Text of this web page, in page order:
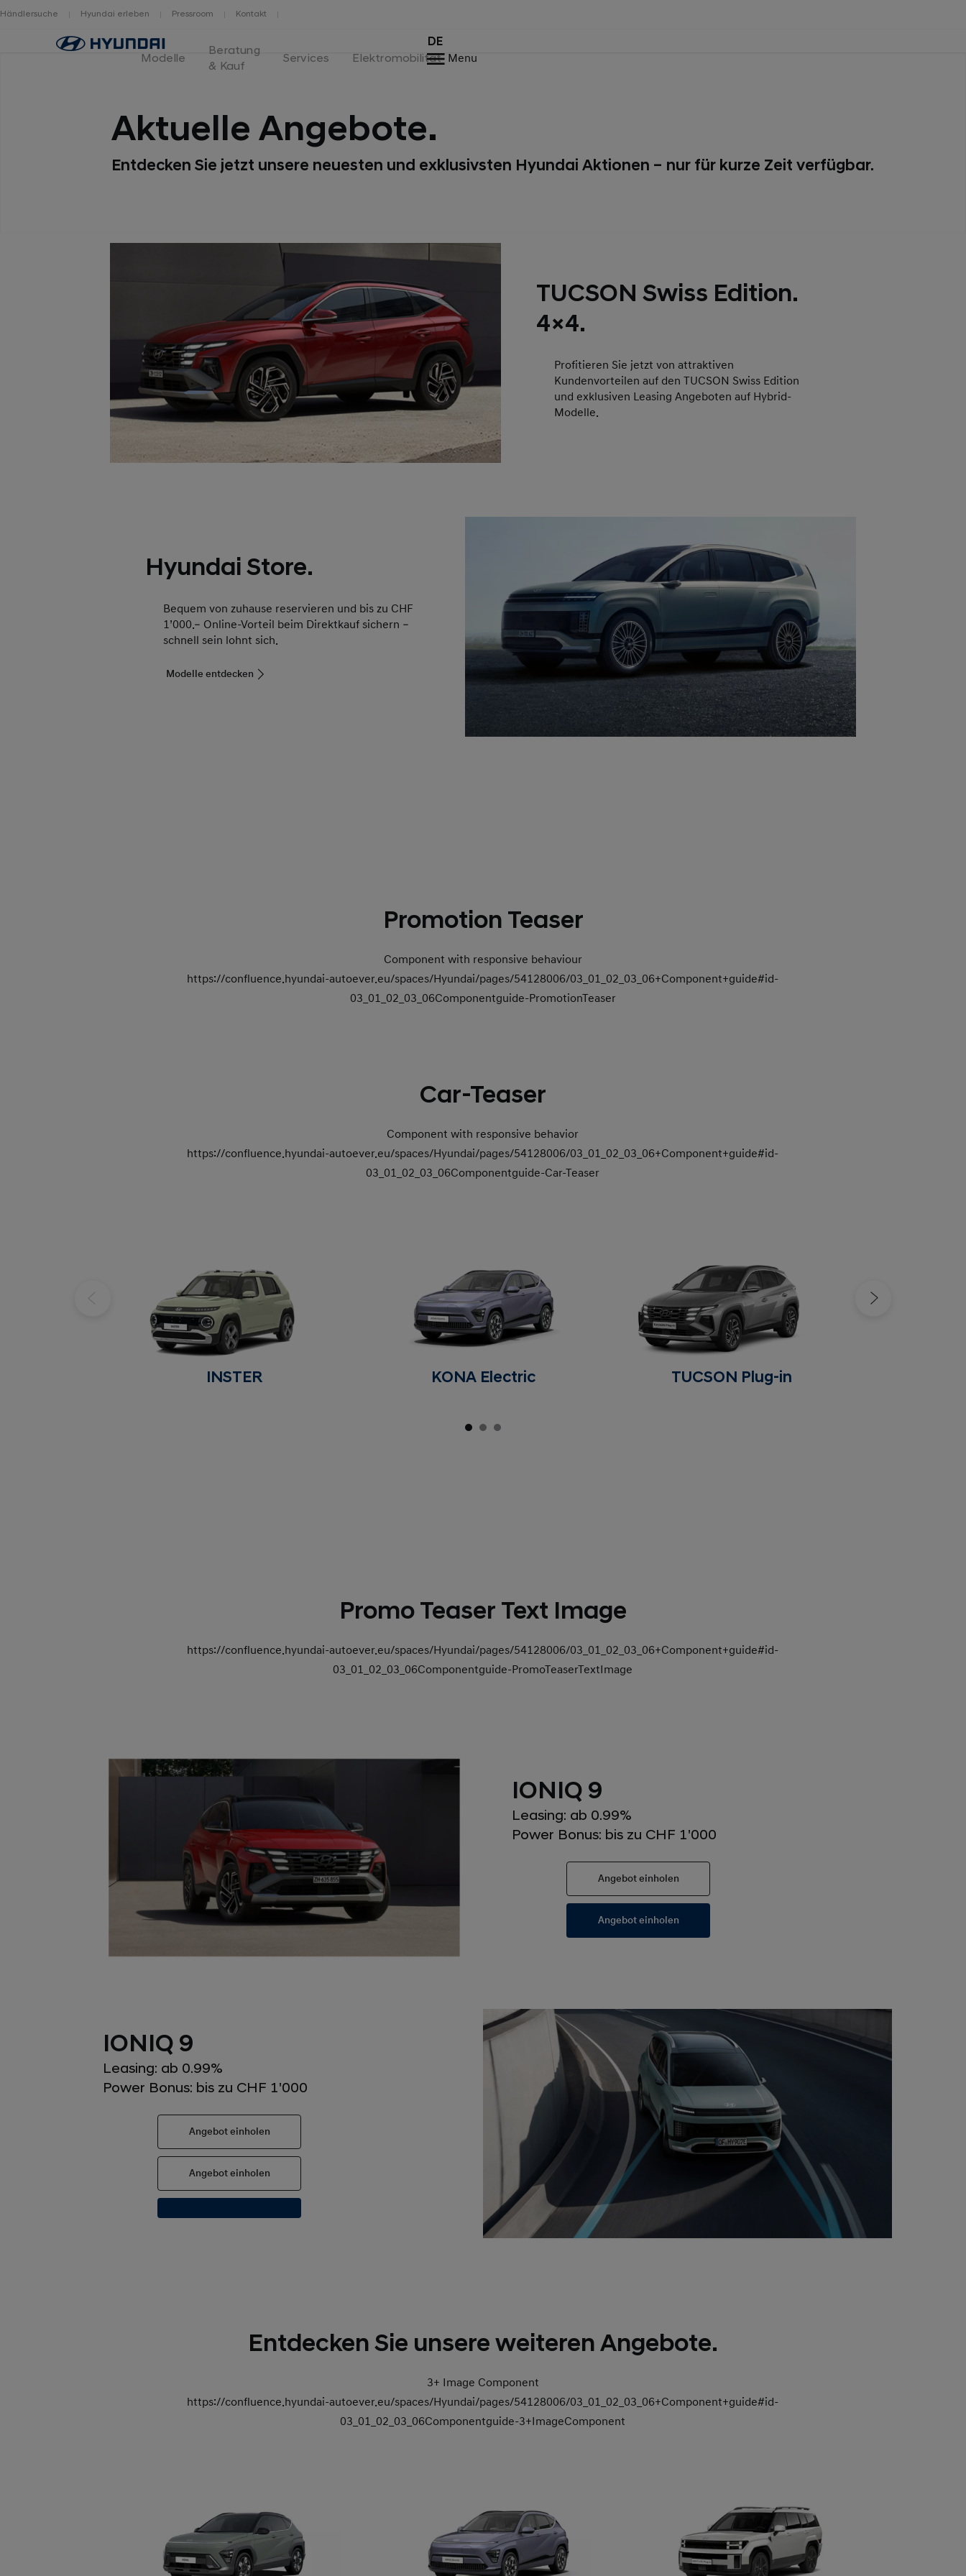
Händlersuche Hyundai erleben Pressroom Kontakt
Logo
Hyundai
Switzerland
Modelle
Beratung
& Kauf
Services Elektromobilität
DE
Menu
Aktuelle Angebote.
Entdecken Sie jetzt unsere neuesten und exklusivsten Hyundai Aktionen – nur für kurze Zeit verfügbar.
TUCSON Swiss Edition.
4×4.
Profitieren Sie jetzt von attraktiven
Kundenvorteilen auf den TUCSON Swiss Edition
und exklusiven Leasing Angeboten auf Hybrid-
Modelle.
Hyundai Store.
Bequem von zuhause reservieren und bis zu CHF
1’000.– Online-Vorteil beim Direktkauf sichern –
schnell sein lohnt sich.
Modelle entdecken
Promotion Teaser
Component with responsive behaviour
https://confluence.hyundai-autoever.eu/spaces/Hyundai/pages/54128006/03_01_02_03_06+Component+guide#id-
03_01_02_03_06Componentguide-PromotionTeaser
Car-Teaser
Component with responsive behavior
https://confluence.hyundai-autoever.eu/spaces/Hyundai/pages/54128006/03_01_02_03_06+Component+guide#id-
03_01_02_03_06Componentguide-Car-Teaser
INSTER KONA Electric TUCSON Plug-in
Promo Teaser Text Image
https://confluence.hyundai-autoever.eu/spaces/Hyundai/pages/54128006/03_01_02_03_06+Component+guide#id-
03_01_02_03_06Componentguide-PromoTeaserTextImage
IONIQ 9
Leasing: ab 0.99%
Power Bonus: bis zu CHF 1'000
Angebot einholen
Angebot einholen
IONIQ 9
Leasing: ab 0.99%
Power Bonus: bis zu CHF 1'000
Angebot einholen
Angebot einholen
Entdecken Sie unsere weiteren Angebote.
3+ Image Component
https://confluence.hyundai-autoever.eu/spaces/Hyundai/pages/54128006/03_01_02_03_06+Component+guide#id-
03_01_02_03_06Componentguide-3+ImageComponent